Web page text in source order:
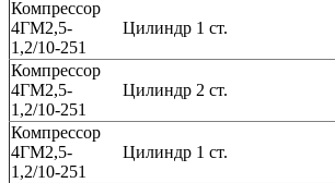
Компрессор
4ГМ2,5-
1,2/10-251
Цилиндр 1 ст.
Компрессор
4ГМ2,5-
1,2/10-251
Цилиндр 2 ст.
Компрессор
4ГМ2,5-
1,2/10-251
Цилиндр 1 ст.